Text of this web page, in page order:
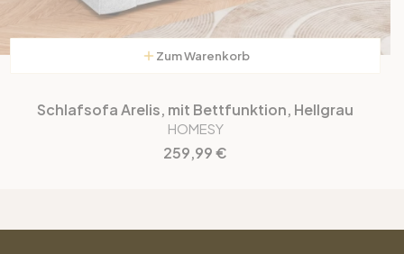
Zum Warenkorb
Schlafsofa Arelis, mit Bettfunktion, Hellgrau
HOMESY
Preis
259,99 €